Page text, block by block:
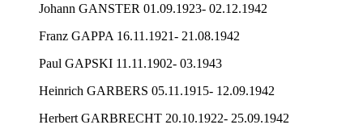
Johann GANSTER 01.09.1923- 02.12.1942
Franz GAPPA 16.11.1921- 21.08.1942
Paul GAPSKI 11.11.1902- 03.1943
Heinrich GARBERS 05.11.1915- 12.09.1942
Herbert GARBRECHT 20.10.1922- 25.09.1942